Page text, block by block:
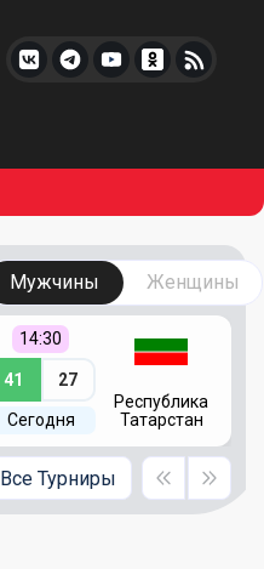
Мужчины Женщины
14:30
41 27
Сегодня
Республика
Татарстан
Все Турниры